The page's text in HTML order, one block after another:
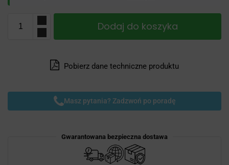
Dodaj do koszyka
Pobierz dane techniczne produktu
Masz pytania? Zadzwoń po poradę
Gwarantowana bezpieczna dostawa